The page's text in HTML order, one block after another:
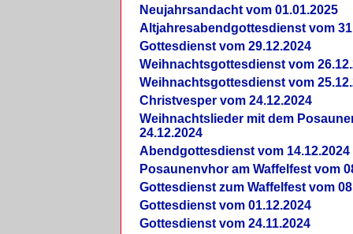
Neujahrsandacht vom 01.01.2025
Altjahresabendgottesdienst vom
Gottesdienst vom 29.12.2024
Weihnachtsgottesdienst vom
Weihnachtsgottesdienst vom
Christvesper vom 24.12.2024
Weihnachtslieder mit dem
24.12.2024
Abendgottesdienst vom 14.12.2024
Posaunenvhor am Waffelfest vom
Gottesdienst zum Waffelfest vom
Gottesdienst vom 01.12.2024
Gottesdienst vom 24.11.2024